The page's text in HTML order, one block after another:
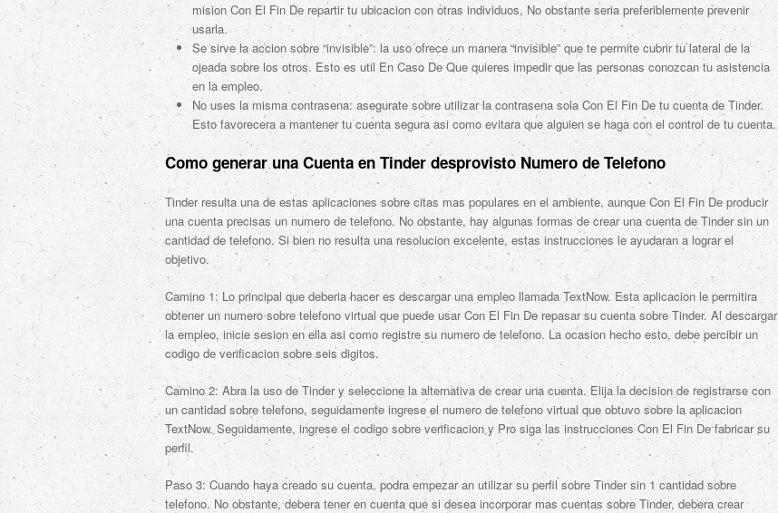
mision Con El Fin De repartir tu ubicacion con otras individuos, No obstante seri­a preferiblemente prevenir
usarla.
Se sirve la accion sobre “invisible”: la uso ofrece un manera “invisible” que te permite cubrir tu lateral de la
ojeada sobre los otros. Esto es util En Caso De Que quieres impedir que las personas conozcan tu asistencia
en la empleo.
No uses la misma contrasena: asegurate sobre utilizar la contrasena sola Con El Fin De tu cuenta de Tinder.
Esto favorecera a mantener tu cuenta segura asi­ como evitara que alguien se haga con el control de tu cuenta.
Como generar una Cuenta en Tinder desprovisto Numero de Telefono
Tinder resulta una de estas aplicaciones sobre citas mas populares en el ambiente, aunque Con El Fin De producir
una cuenta precisas un numero de telefono. No obstante, hay algunas formas de crear una cuenta de Tinder sin un
cantidad de telefono. Si bien no resulta una resolucion excelente, estas instrucciones le ayudaran a lograr el
objetivo.
Camino 1: Lo principal que deberia hacer es descargar una empleo llamada TextNow. Esta aplicacion le permitira
obtener un numero sobre telefono virtual que puede usar Con El Fin De repasar su cuenta sobre Tinder. Al descargar
la empleo, inicie sesion en ella asi­ como registre su numero de telefono. La ocasion hecho esto, debe percibir un
codigo de verificacion sobre seis digitos.
Camino 2: Abra la uso de Tinder y seleccione la alternativa de crear una cuenta. Elija la decision de registrarse con
un cantidad sobre telefono, seguidamente ingrese el numero de telefono virtual que obtuvo sobre la aplicacion
TextNow. Seguidamente, ingrese el codigo sobre verificacion y Pro siga las instrucciones Con El Fin De fabricar su
perfil.
Paso 3: Cuando haya creado su cuenta, podra empezar an utilizar su perfil sobre Tinder sin 1 cantidad sobre
telefono. No obstante, debera tener en cuenta que si desea incorporar mas cuentas sobre Tinder, debera crear